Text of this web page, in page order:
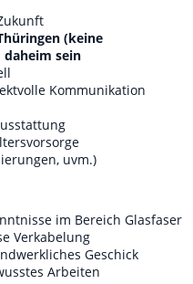
(keine
daheim sein
Kommunikation
uvm.)
im Bereich Glasfaser
Verkabelung
Geschick
Arbeiten